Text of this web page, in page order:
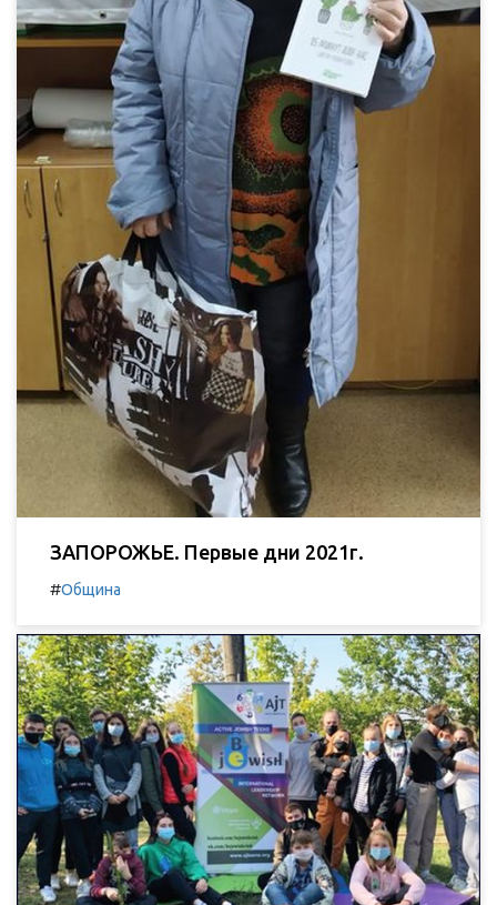
ЗАПОРОЖЬЕ. Первые дни 2021г.
#Община